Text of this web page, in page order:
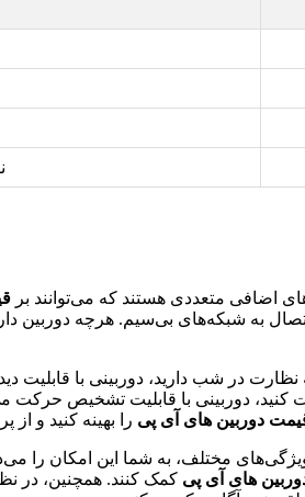
اضافی متعددی هستند که می‌توانند بر
به شبکه‌های بی‌سیم. هرچه دوربین
به نظارت در شب دارید، دوربینی با
دوربینی با قابلیت تشخیص حرکت
دوربین های آی پی را بهینه کنید و
مختلف، به شما این امکان را
های آی پی کمک کنند. همچنین، در